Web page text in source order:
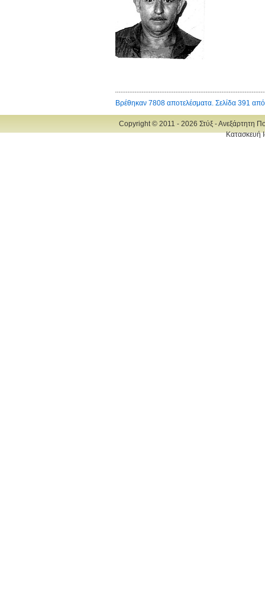
Βρέθηκαν 7808 αποτελέσματα. Σελίδα 391
Copyright © 2011 - 2026 Στύξ - Ανεξάρτητη
Κατασκευή